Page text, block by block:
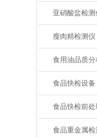
亚硝酸盐检测
瘦肉精检测仪
食用油品质分
食品快检设备
食品快检前
食品重金属检